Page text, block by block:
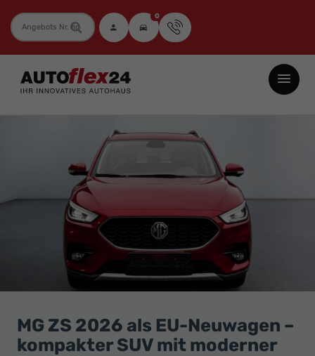
Fahrzeugnummer 0
Autoflex24
GmbH
-
Jahreswagen
und
Gebrauchtwagen
Ihr
Innovatives
MG ZS 2026 als EU-Neuwagen –
kompakter SUV mit moderner